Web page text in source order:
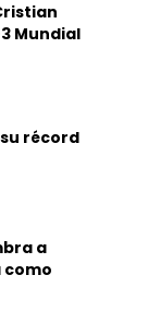
Mundial
récord
a